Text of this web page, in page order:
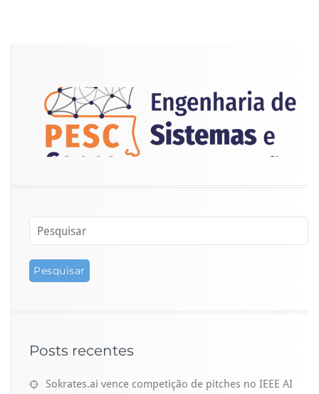
Posts recentes
Sokrates.ai vence competição de pitches no IEEE AI